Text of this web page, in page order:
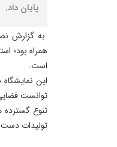
پایان داد.
به گزارش
همراه بود؛
است.
این
توانست
تنوع
تولیدات